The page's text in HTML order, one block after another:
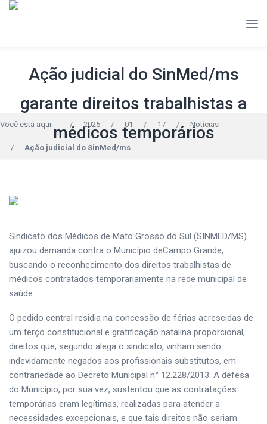
Ação judicial do SinMed/ms
garante direitos trabalhistas a
médicos temporários
Você está aqui: / 2025 / 01 / 17 / Notícias
/ Ação judicial do SinMed/ms
Sindicato dos Médicos de Mato Grosso do Sul (SINMED/MS)
ajuizou demanda contra o Município deCampo Grande,
buscando o reconhecimento dos direitos trabalhistas de
médicos contratados temporariamente na rede municipal de
saúde.
O pedido central residia na concessão de férias acrescidas de
um terço constitucional e gratificação natalina proporcional,
direitos que, segundo alega o sindicato, vinham sendo
indevidamente negados aos profissionais substitutos, em
contrariedade ao Decreto Municipal n° 12.228/2013. A defesa
do Município, por sua vez, sustentou que as contratações
temporárias eram legítimas, realizadas para atender a
necessidades excepcionais, e que tais direitos não seriam